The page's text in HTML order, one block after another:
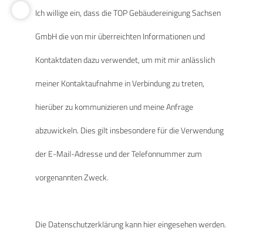
Ich willige ein, dass die TOP Gebäudereinigung Sachsen
GmbH die von mir überreichten Informationen und
Kontaktdaten dazu verwendet, um mit mir anlässlich
meiner Kontaktaufnahme in Verbindung zu treten,
hierüber zu kommunizieren und meine Anfrage
abzuwickeln. Dies gilt insbesondere für die Verwendung
der E-Mail-Adresse und der Telefonnummer zum
vorgenannten Zweck.
Die Datenschutzerklärung kann hier eingesehen werden.